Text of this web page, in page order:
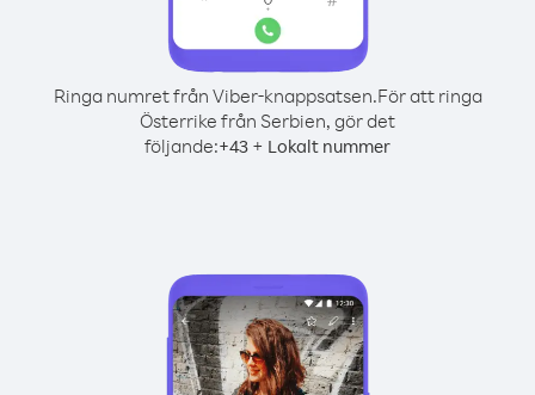
Ringa numret från Viber-knappsatsen.För att ringa
Österrike från Serbien, gör det
följande:+43 + Lokalt nummer